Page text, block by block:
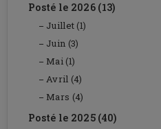
Posté le 2026 (13)
Juillet (1)
Juin (3)
Mai (1)
Avril (4)
Mars (4)
Posté le 2025 (40)